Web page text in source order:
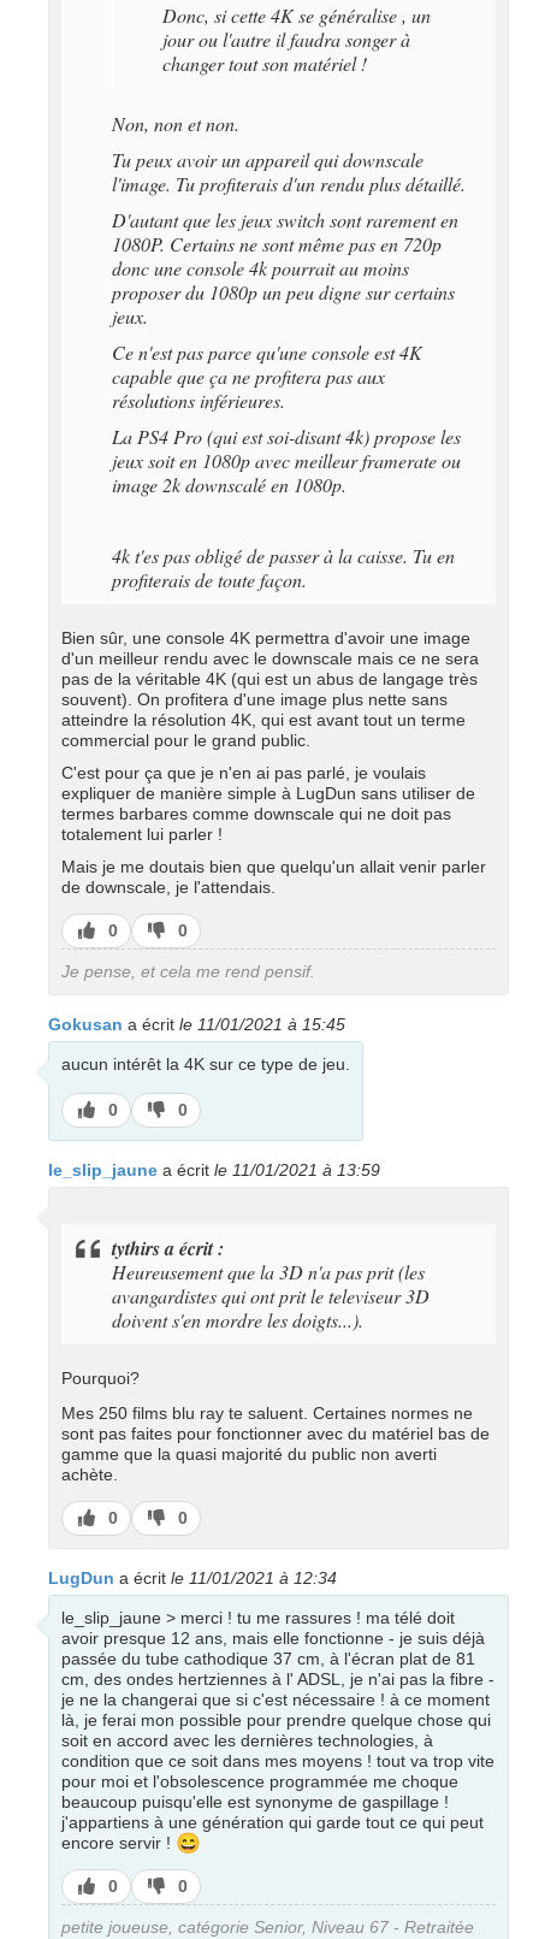
Donc, si cette 4K se généralise , un
jour ou l'autre il faudra songer à
changer tout son matériel !
Non, non et non.
Tu peux avoir un appareil qui downscale
l'image. Tu profiterais d'un rendu plus détaillé.
D'autant que les jeux switch sont rarement en
1080P. Certains ne sont même pas en 720p
donc une console 4k pourrait au moins
proposer du 1080p un peu digne sur certains
jeux.
Ce n'est pas parce qu'une console est 4K
capable que ça ne profitera pas aux
résolutions inférieures.
La PS4 Pro (qui est soi-disant 4k) propose les
jeux soit en 1080p avec meilleur framerate ou
image 2k downscalé en 1080p.
4k t'es pas obligé de passer à la caisse. Tu en
profiterais de toute façon.
Bien sûr, une console 4K permettra d'avoir une image
d'un meilleur rendu avec le downscale mais ce ne sera
pas de la véritable 4K (qui est un abus de langage très
souvent). On profitera d'une image plus nette sans
atteindre la résolution 4K, qui est avant tout un terme
commercial pour le grand public.
C'est pour ça que je n'en ai pas parlé, je voulais
expliquer de manière simple à LugDun sans utiliser de
termes barbares comme downscale qui ne doit pas
totalement lui parler !
Mais je me doutais bien que quelqu'un allait venir parler
de downscale, je l'attendais.
J’aime
0
J’aime
pas
0
Je pense, et cela me rend pensif.
Gokusan a écrit le 11/01/2021 à 15:45
aucun intérêt la 4K sur ce type de jeu.
J’aime
0
J’aime
pas
0
le_slip_jaune a écrit le 11/01/2021 à 13:59
tythirs a écrit :
Heureusement que la 3D n'a pas prit (les
avangardistes qui ont prit le televiseur 3D
doivent s'en mordre les doigts...).
Pourquoi?
Mes 250 films blu ray te saluent. Certaines normes ne
sont pas faites pour fonctionner avec du matériel bas de
gamme que la quasi majorité du public non averti
achète.
J’aime
0
J’aime
pas
0
LugDun a écrit le 11/01/2021 à 12:34
le_slip_jaune > merci ! tu me rassures ! ma télé doit
avoir presque 12 ans, mais elle fonctionne - je suis déjà
passée du tube cathodique 37 cm, à l'écran plat de 81
cm, des ondes hertziennes à l' ADSL, je n'ai pas la fibre -
je ne la changerai que si c'est nécessaire ! à ce moment
là, je ferai mon possible pour prendre quelque chose qui
soit en accord avec les dernières technologies, à
condition que ce soit dans mes moyens ! tout va trop vite
pour moi et l'obsolescence programmée me choque
beaucoup puisqu'elle est synonyme de gaspillage !
j'appartiens à une génération qui garde tout ce qui peut
encore servir ! 😄
J’aime
0
J’aime
pas
0
petite joueuse, catégorie Senior, Niveau 67 - Retraitée